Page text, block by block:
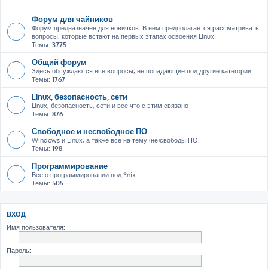
Форум для чайников
Форум предназначен для новичков. В нем предполагается рассматривать
вопросы, которые встают на первых этапах освоения Linux
Темы: 3775
Общий форум
Здесь обсуждаются все вопросы, не попадающие под другие категории
Темы: 1767
Linux, безопасность, сети
Linux, безопасность, сети и все что с этим связано
Темы: 876
Свободное и несвободное ПО
Windows и Linux, а также все на тему (не)свободы ПО.
Темы: 198
Программирование
Все о программировании под *nix
Темы: 505
ВХОД
Имя пользователя:
Пароль: